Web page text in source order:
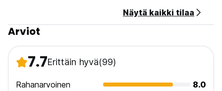
Näytä kaikki tilaa
Arviot
7.7Erittäin hyvä(99)
Rahanarvoinen
8.0